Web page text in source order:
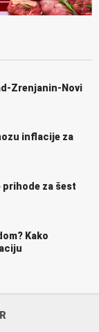
Zrenjanin-Novi
inflacije za
prihode za šest
Kako